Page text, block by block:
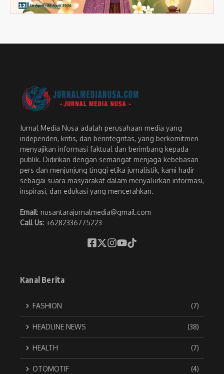
Jurnal Media Nusa adalah perusahaan media yang
independen, kritis, dan berintegritas, yang berkomitmen
menyajikan informasi faktual dan berimbang kepada
publik. Didirikan dengan semangat menjaga kebebasan
pers dan menjunjung tinggi etika jurnalistik, kami hadir
sebagai suara masyarakat dalam menyalurkan informasi,
inspirasi, dan edukasi yang mencerahkan.
Email: nusantarajurnalmedia@gmail.com
Call Us: +6282336775223
Kanal Berita
FASHION (7)
HEADLINE NEWS (38)
HEALTH (7)
OTOMOTIF (4)